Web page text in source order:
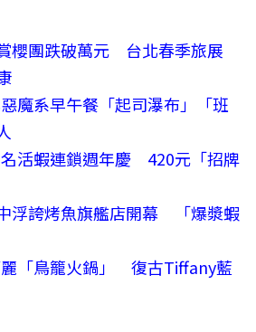
櫻團跌破萬元 台北春季旅展
魔系早午餐「起司瀑布」「班
活蝦連鎖週年慶 420元「招牌
浮誇烤魚旗艦店開幕 「爆漿蝦
「鳥籠火鍋」 復古Tiffany藍